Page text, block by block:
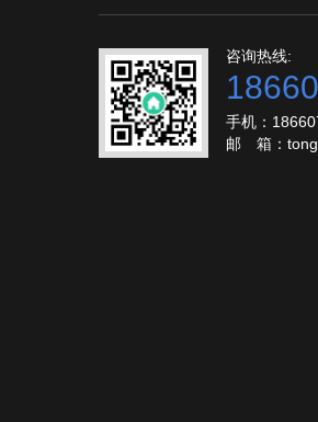
咨询热线:
手机：
邮 箱：